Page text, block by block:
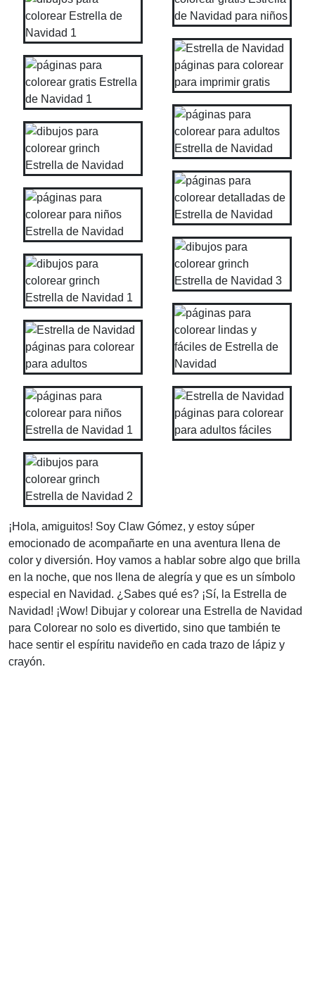
¡Hola, amiguitos! Soy Claw Gómez, y estoy súper
emocionado de acompañarte en una aventura llena de
color y diversión. Hoy vamos a hablar sobre algo que brilla
en la noche, que nos llena de alegría y que es un símbolo
especial en Navidad. ¿Sabes qué es? ¡Sí, la Estrella de
Navidad! ¡Wow! Dibujar y colorear una Estrella de Navidad
para Colorear no solo es divertido, sino que también te
hace sentir el espíritu navideño en cada trazo de lápiz y
crayón.